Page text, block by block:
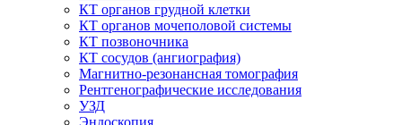
КТ органов грудной клетки
КТ органов мочеполовой системы
КТ позвоночника
КТ сосудов (ангиография)
Магнитно-резонансная томография
Рентгенографические исследования
УЗД
Эндоскопия